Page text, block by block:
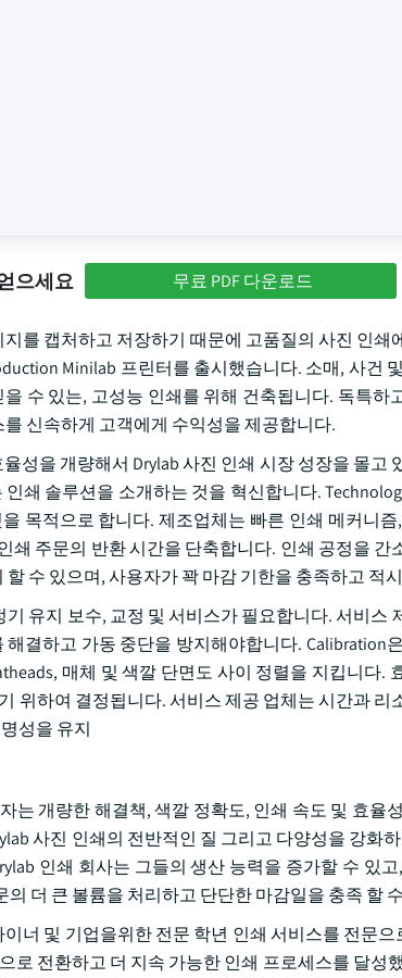
으세요 무료 PDF 다운로드
를 캡처하고 저장하기 때문에 고품질의 사진 인쇄
Minilab 프린터를 출시했습니다. 소매, 사건
수 있는, 고성능 인쇄를 위해 건축됩니다. 독특하
신속하게 고객에게 수익성을 제공합니다.
성을 개량해서 Drylab 사진 인쇄 시장 성장을 몰고
쇄 솔루션을 소개하는 것을 혁신합니다.
목적으로 합니다. 제조업체는 빠른 인쇄 메커니
주문의 반환 시간을 단축합니다. 인쇄 공정을 간
수 있으며, 사용자가 꽉 마감 기한을 충족하고 적
유지 보수, 교정 및 서비스가 필요합니다. 서비스
결하고 가동 중단을 방지해야합니다. Calibration
매체 및 색깔 단면도 사이 정렬을 지킵니다.
위하여 결정됩니다. 서비스 제공 업체는 시간과 리
성을 유지
는 개량한 해결책, 색깔 정확도, 인쇄 속도 및 효율
사진 인쇄의 전반적인 질 그리고 다양성을 강화
인쇄 회사는 그들의 생산 능력을 증가할 수 있
더 큰 볼륨을 처리하고 단단한 마감일을 충족 할
너 및 기업을위한 전문 학년 인쇄 서비스를 전문
로 전환하고 더 지속 가능한 인쇄 프로세스를 달성